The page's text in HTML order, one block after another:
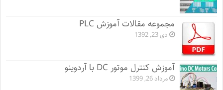
مجموعه مقالات آموزش PLC
دی 23, 1392
آموزش کنترل موتور DC با آردوینو
مرداد 26, 1399